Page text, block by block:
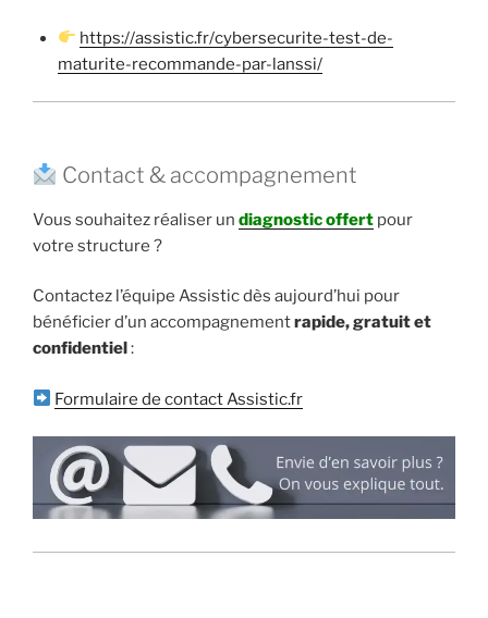
https://assistic.fr/cybersecurite-test-de-
maturite-recommande-par-lanssi/
Contact & accompagnement
Vous souhaitez réaliser un diagnostic offert pour
votre structure ?
Contactez l’équipe Assistic dès aujourd’hui pour
bénéficier d’un accompagnementrapide, gratuit et
confidentiel :
Formulaire de contact Assistic.fr